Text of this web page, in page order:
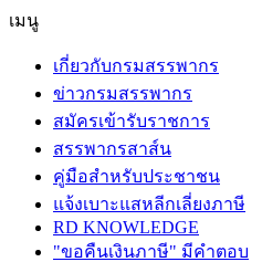
เมนู
เกี่ยวกับกรมสรรพากร
ข่าวกรมสรรพากร
สมัครเข้ารับราชการ
สรรพากรสาส์น
คู่มือสำหรับประชาชน
แจ้งเบาะแสหลีกเลี่ยงภาษี
RD KNOWLEDGE
"ขอคืนเงินภาษี" มีคำตอบ